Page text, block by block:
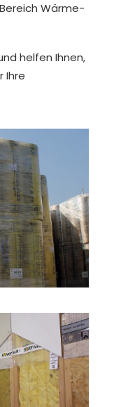
Wärme-
helfen Ihnen,
Ihre